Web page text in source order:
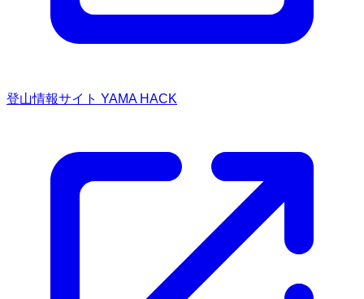
登山情報サイト YAMA HACK